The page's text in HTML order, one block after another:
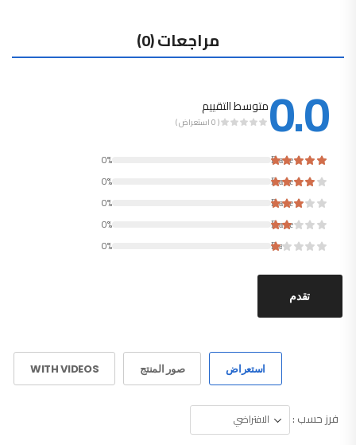
مراجعات (0)
0.0متوسط التقييم
Rated ( 0 استعراض )
Rated
0%
Rated
0%
Rated
0%
Rated
0%
Rated
0%
تقدم
استعراض صور المنتج WITH VIDEOS
فرز حسب :